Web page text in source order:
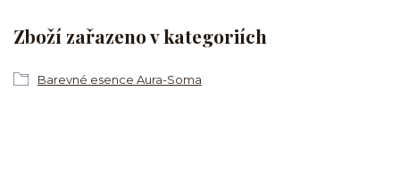
Zboží zařazeno v kategoriích
Barevné esence Aura-Soma